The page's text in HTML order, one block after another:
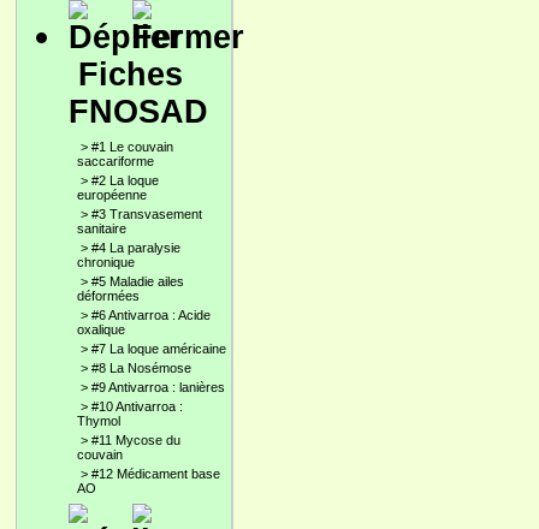
Fiches
FNOSAD
> #1 Le couvain
saccariforme
> #2 La loque
européenne
> #3 Transvasement
sanitaire
> #4 La paralysie
chronique
> #5 Maladie ailes
déformées
> #6 Antivarroa : Acide
oxalique
> #7 La loque américaine
> #8 La Nosémose
> #9 Antivarroa : lanières
> #10 Antivarroa :
Thymol
> #11 Mycose du
couvain
> #12 Médicament base
AO